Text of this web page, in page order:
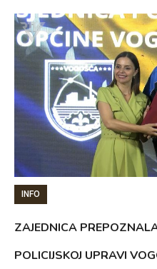
INFO
ZAJEDNICA
POLICIJSKOJ UPRAVI